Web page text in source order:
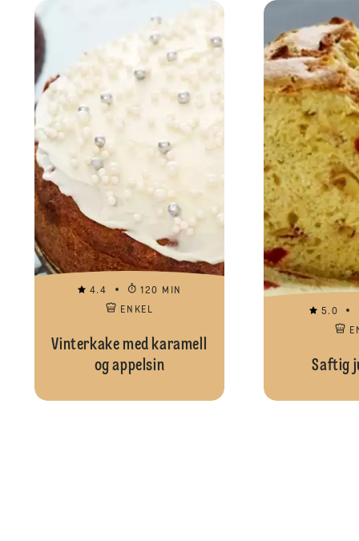
4.4
120 MIN
ENKEL
Vinterkake med karamell
og appelsin
5.0
Saftig